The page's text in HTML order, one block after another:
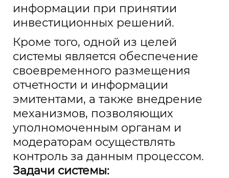
информации при принятии
инвестиционных решений.
Кроме того, одной из целей
системы является обеспечение
своевременного размещения
отчетности и информации
эмитентами, а также внедрение
механизмов, позволяющих
уполномоченным органам и
модераторам осуществлять
контроль за данным процессом.
Задачи системы: